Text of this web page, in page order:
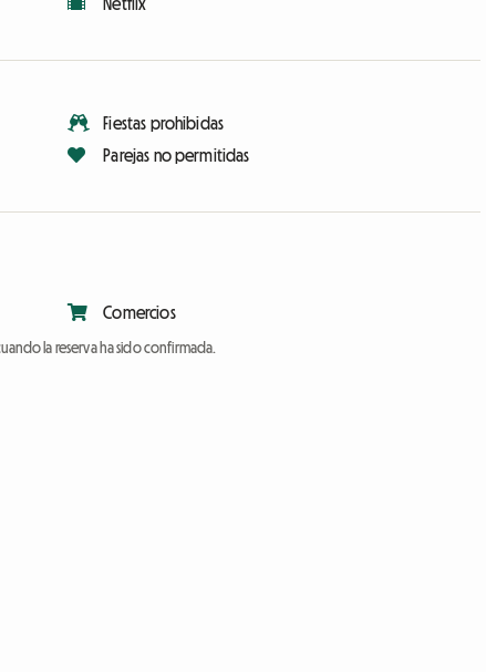
Netflix
Fiestas prohibidas
Parejas no permitidas
Comercios
la reserva ha sido confirmada.